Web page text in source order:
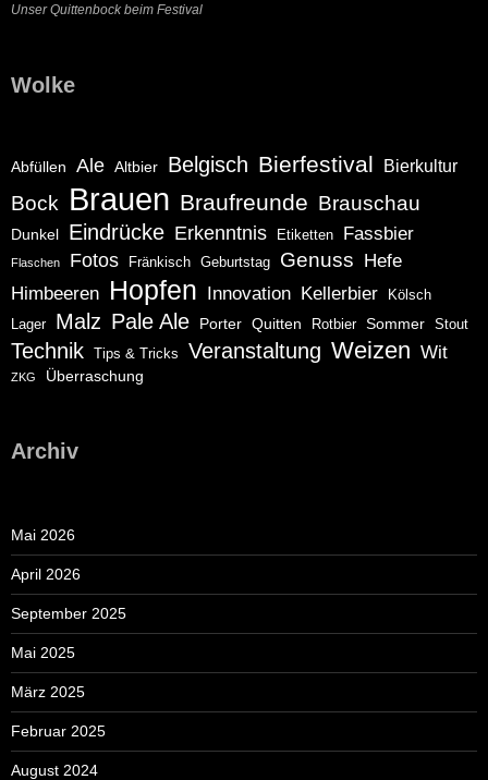
Unser Quittenbock beim Festival
Wolke
Abfüllen Ale Altbier Belgisch Bierfestival Bierkultur
Bock Brauen Braufreunde Brauschau
Dunkel Eindrücke Erkenntnis Etiketten Fassbier
Flaschen Fotos Fränkisch Geburtstag Genuss Hefe
Himbeeren Hopfen Innovation Kellerbier
Kölsch
Lager
Malz Pale Ale Porter Quitten Rotbier Sommer Stout
Technik Tips & Tricks Veranstaltung Weizen Wit
ZKG Überraschung
Archiv
Mai 2026
April 2026
September 2025
Mai 2025
März 2025
Februar 2025
August 2024